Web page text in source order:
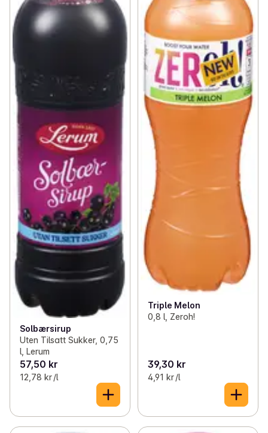
Solbærsirup
Uten Tilsatt Sukker, 0,75
l, Lerum
57,50 kr
12,78 kr /l
Triple Melon
0,8 l, Zeroh!
39,30 kr
4,91 kr /l